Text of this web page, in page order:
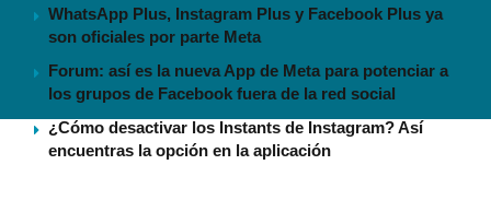
WhatsApp Plus, Instagram Plus y Facebook Plus ya
son oficiales por parte Meta
Forum: así es la nueva App de Meta para potenciar a
los grupos de Facebook fuera de la red social
¿Cómo desactivar los Instants de Instagram? Así
encuentras la opción en la aplicación